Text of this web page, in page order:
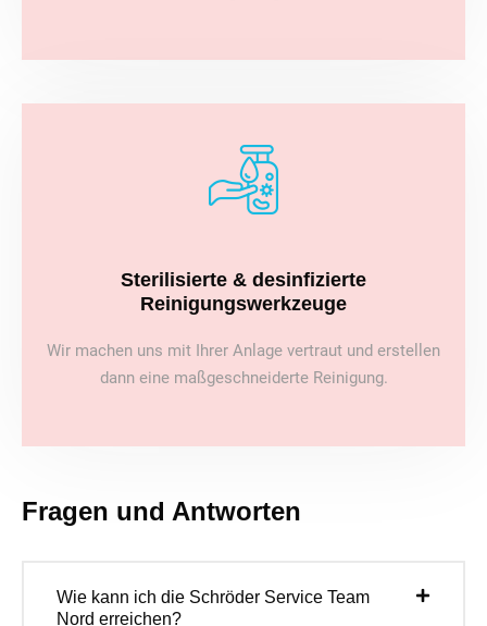
Sterilisierte & desinfizierte
Reinigungswerkzeuge
Wir machen uns mit Ihrer Anlage vertraut und erstellen
dann eine maßgeschneiderte Reinigung.
Fragen und Antworten
Wie kann ich die Schröder Service Team
Nord erreichen?